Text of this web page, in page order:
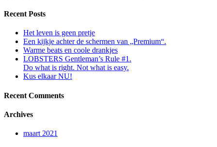
Recent Posts
Het leven is geen pretje
Een kijkje achter de schermen van „Premium“.
Warme beats en coole drankjes
LOBSTERS Gentleman’s Rule #1.
Do what is right. Not what is easy.
Kus elkaar NU!
Recent Comments
Archives
maart 2021